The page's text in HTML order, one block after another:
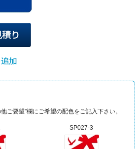
ご要望"欄にご希望の配色をご記入下さい。
SP027-3